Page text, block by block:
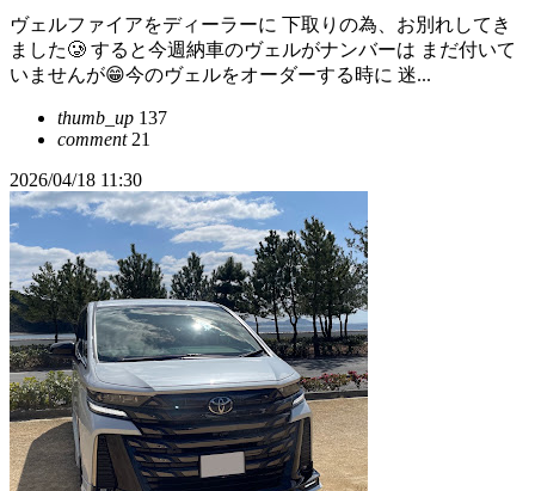
ヴェルファイアをディーラーに 下取りの為、お別れしてき
ました🥲 すると今週納車のヴェルがナンバーは まだ付いて
いませんが😁今のヴェルをオーダーする時に 迷...
thumb_up 137
comment21
2026/04/18 11:30